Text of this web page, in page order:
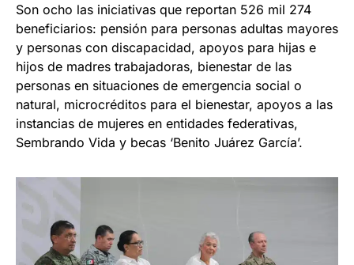
Son ocho las iniciativas que reportan 526 mil 274
beneficiarios: pensión para personas adultas mayores
y personas con discapacidad, apoyos para hijas e
hijos de madres trabajadoras, bienestar de las
personas en situaciones de emergencia social o
natural, microcréditos para el bienestar, apoyos a las
instancias de mujeres en entidades federativas,
Sembrando Vida y becas ‘Benito Juárez García’.